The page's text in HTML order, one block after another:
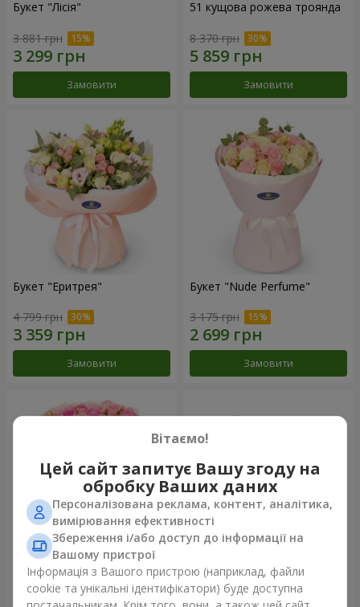
Букет "Лісія"
3 881 грн
Замовити
51 кущова рожева троянда
8 370 грн
Замовити
Букет "Еритрея"
4 799 грн
Замовити
Букет "Nude Perfume"
3 175 грн
Замовити
Букет "Рожева ніжність"
4 513 грн
Композиція "Ностальжі"
6 799 грн
Вітаємо!
Цей сайт запитує Вашу згоду на
обробку Ваших даних
Персоналізована реклама, контент, аналітика,
вимірювання ефективності
Збереження і/або доступ до інформації на
Вашому пристрої
Інформація з Вашого пристрою (наприклад, файли
cookie та унікальні ідентифікатори) буде доступна